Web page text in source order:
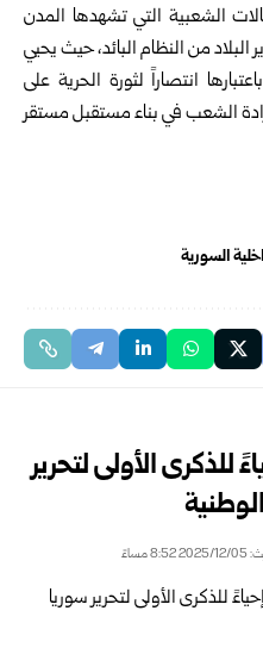
الشعبية التي تشهدها المدن
البلاد من النظام البائد، حيث يحيي
انتصاراً لثورة الحرية على
الشعب في بناء مستقبل مستقر
السورية
الأولى لتحرير
مساءً